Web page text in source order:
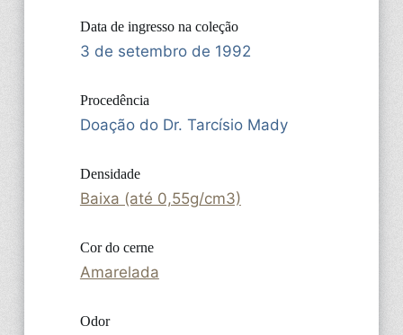
Data de ingresso na coleção
3 de setembro de 1992
Procedência
Doação do Dr. Tarcísio Mady
Densidade
Baixa (até 0,55g/cm3)
Cor do cerne
Amarelada
Odor